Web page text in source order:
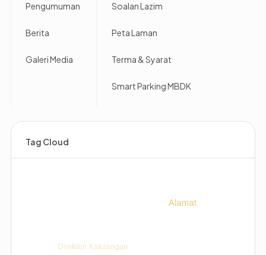
Pengumuman
Berita
Galeri Media
Soalan Lazim
Peta Laman
Terma & Syarat
Smart Parking MBDK
Tag Cloud